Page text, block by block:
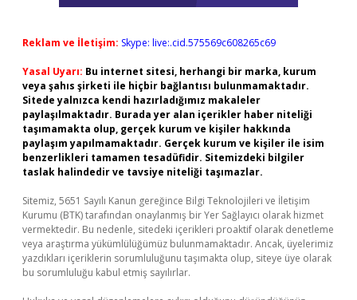
Reklam ve İletişim: Skype: live:.cid.575569c608265c69
Yasal Uyarı: Bu internet sitesi, herhangi bir marka, kurum
veya şahıs şirketi ile hiçbir bağlantısı bulunmamaktadır.
Sitede yalnızca kendi hazırladığımız makaleler
paylaşılmaktadır. Burada yer alan içerikler haber niteliği
taşımamakta olup, gerçek kurum ve kişiler hakkında
paylaşım yapılmamaktadır. Gerçek kurum ve kişiler ile isim
benzerlikleri tamamen tesadüfidir. Sitemizdeki bilgiler
taslak halindedir ve tavsiye niteliği taşımazlar.
Sitemiz, 5651 Sayılı Kanun gereğince Bilgi Teknolojileri ve İletişim
Kurumu (BTK) tarafından onaylanmış bir Yer Sağlayıcı olarak hizmet
vermektedir. Bu nedenle, sitedeki içerikleri proaktif olarak denetleme
veya araştırma yükümlülüğümüz bulunmamaktadır. Ancak, üyelerimiz
yazdıkları içeriklerin sorumluluğunu taşımakta olup, siteye üye olarak
bu sorumluluğu kabul etmiş sayılırlar.